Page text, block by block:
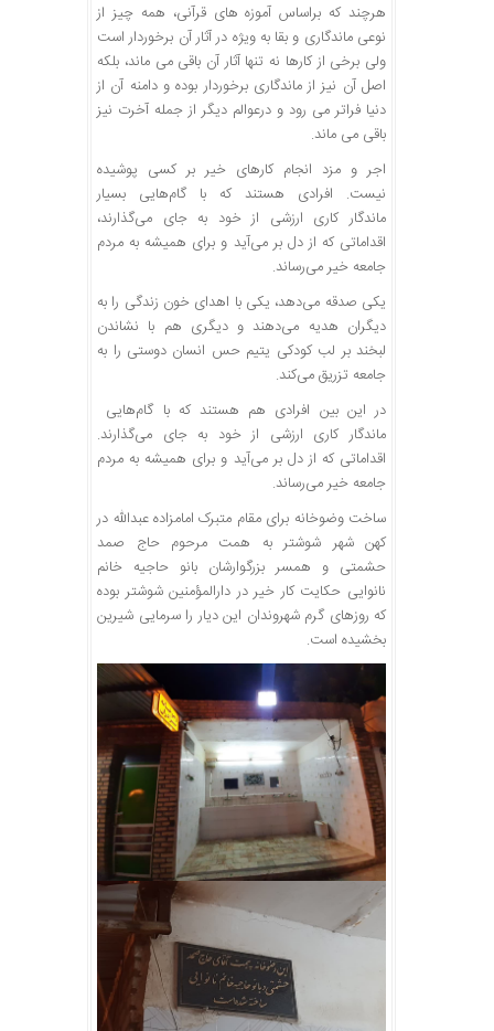
هرچند که براساس آموزه های قرآنی، همه چیز از
نوعی ماندگاری و بقا به ویژه در آثار آن برخوردار است
ولی برخی از کارها نه تنها آثار آن باقی می ماند، بلکه
اصل آن نیز از ماندگاری برخوردار بوده و دامنه آن از
دنیا فراتر می رود و درعوالم دیگر از جمله آخرت نیز
باقی می ماند.
اجر و مزد انجام کارهای خیر بر کسی پوشیده
نیست. افرادی هستند که با گام‌هایی بسیار
ماندگار کاری ارزشی از خود به جای می‌گذارند،
اقداماتی که از دل بر می‌آید و برای همیشه به مردم
جامعه خیر می‌رساند.
یکی صدقه می‌دهد، یکی با اهدای خون زندگی‌ را به
دیگران هدیه می‌دهند و دیگری هم با نشاندن
لبخند بر لب کودکی یتیم حس انسان دوستی را به
جامعه تزریق می‌کند.
در این بین افرادی هم هستند که با گام‌هایی
ماندگار کاری ارزشی از خود به جای می‌گذارند.
اقداماتی که از دل بر می‌آید و برای همیشه به مردم
جامعه خیر می‌رساند.
ساخت وضوخانه برای مقام متبرک امامزاده عبدالله در
کهن شهر شوشتر به همت مرحوم حاج صمد
حشمتی و همسر بزرگوارشان بانو حاجیه خانم
نانوایی حکایت کار خیر در دارالمؤمنین شوشتر بوده
که روزهای گرم شهروندان این دیار را سرمایی شیرین
بخشیده است.